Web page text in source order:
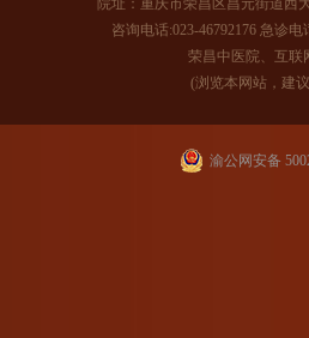
院址：重庆市荣昌区昌元街道西
咨询电话:023-46792176 急诊
荣昌中医院、互联
(浏览本网站，建
渝公网安备